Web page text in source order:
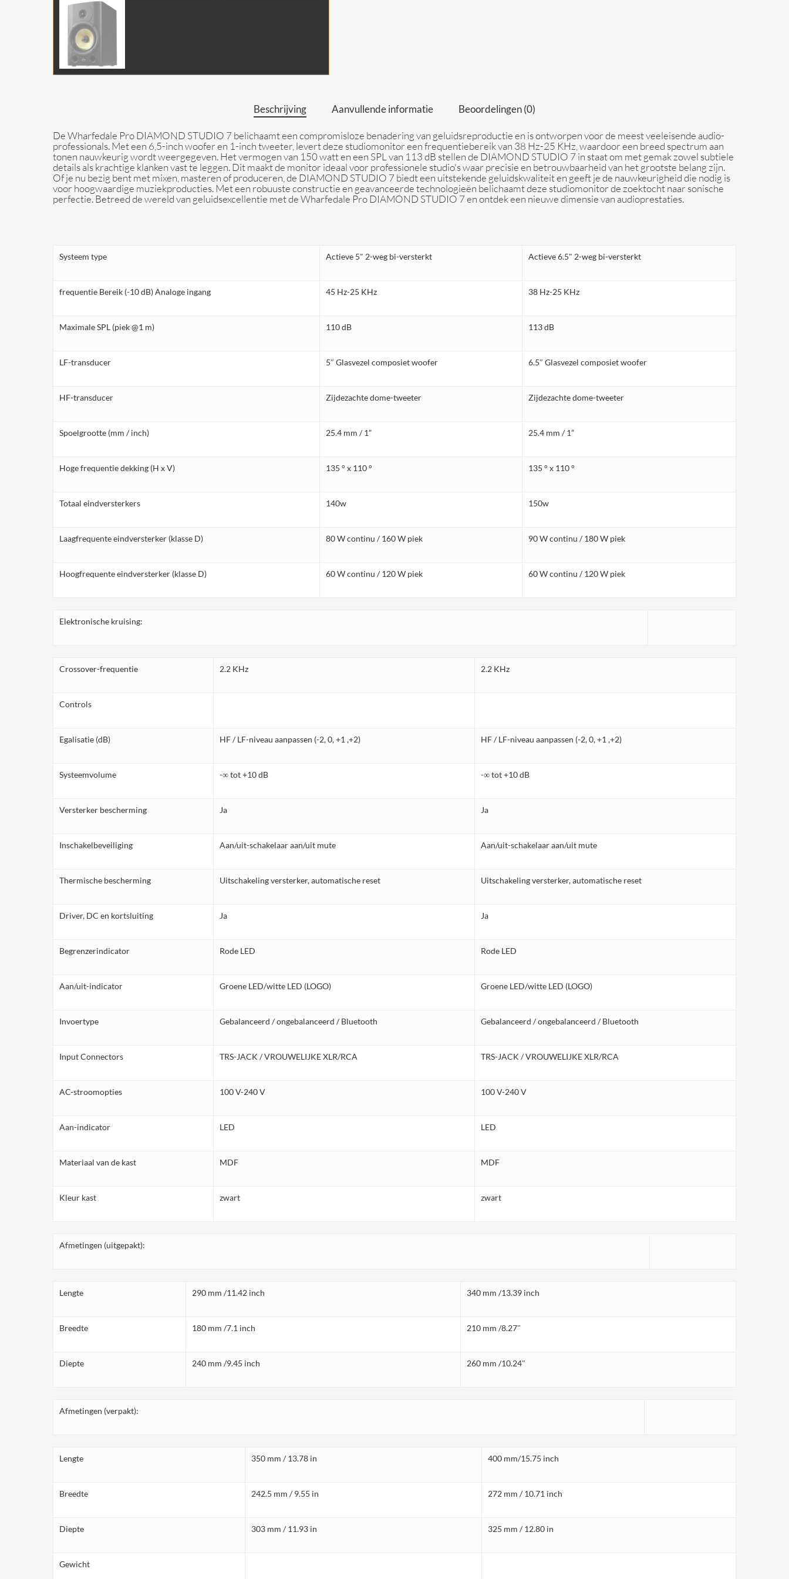
Beschrijving Aanvullende informatie Beoordelingen (0)
De Wharfedale Pro DIAMOND STUDIO 7 belichaamt een compromisloze benadering van geluidsreproductie en is ontworpen voor de meest veeleisende audio-
professionals. Met een 6,5-inch woofer en 1-inch tweeter, levert deze studiomonitor een frequentiebereik van 38 Hz-25 KHz, waardoor een breed spectrum aan
tonen nauwkeurig wordt weergegeven. Het vermogen van 150 watt en een SPL van 113 dB stellen de DIAMOND STUDIO 7 in staat om met gemak zowel subtiele
details als krachtige klanken vast te leggen. Dit maakt de monitor ideaal voor professionele studio's waar precisie en betrouwbaarheid van het grootste belang zijn.
Of je nu bezig bent met mixen, masteren of produceren, de DIAMOND STUDIO 7 biedt een uitstekende geluidskwaliteit en geeft je de nauwkeurigheid die nodig is
voor hoogwaardige muziekproducties. Met een robuuste constructie en geavanceerde technologieën belichaamt deze studiomonitor de zoektocht naar sonische
perfectie. Betreed de wereld van geluidsexcellentie met de Wharfedale Pro DIAMOND STUDIO 7 en ontdek een nieuwe dimensie van audioprestaties.
Systeem type Actieve 5" 2-weg bi-versterkt Actieve 6.5" 2-weg bi-versterkt
frequentie Bereik (-10 dB) Analoge ingang 45 Hz-25 KHz 38 Hz-25 KHz
Maximale SPL (piek @1 m) 110 dB 113 dB
LF-transducer 5″ Glasvezel composiet woofer 6.5″ Glasvezel composiet woofer
HF-transducer Zijdezachte dome-tweeter Zijdezachte dome-tweeter
Spoelgrootte (mm / inch) 25.4 mm / 1” 25.4 mm / 1”
Hoge frequentie dekking (H x V) 135 ° x 110 ° 135 ° x 110 °
Totaal eindversterkers 140w 150w
Laagfrequente eindversterker (klasse D) 80 W continu / 160 W piek 90 W continu / 180 W piek
Hoogfrequente eindversterker (klasse D) 60 W continu / 120 W piek 60 W continu / 120 W piek
Elektronische kruising:
Crossover-frequentie 2.2 KHz 2.2 KHz
Controls
Egalisatie (dB) HF / LF-niveau aanpassen (-2, 0, +1 ,+2) HF / LF-niveau aanpassen (-2, 0, +1 ,+2)
Systeemvolume -∞ tot +10 dB -∞ tot +10 dB
Versterker bescherming Ja Ja
Inschakelbeveiliging Aan/uit-schakelaar aan/uit mute Aan/uit-schakelaar aan/uit mute
Thermische bescherming Uitschakeling versterker, automatische reset Uitschakeling versterker, automatische reset
Driver, DC en kortsluiting Ja Ja
Begrenzerindicator Rode LED Rode LED
Aan/uit-indicator Groene LED/witte LED (LOGO) Groene LED/witte LED (LOGO)
Invoertype Gebalanceerd / ongebalanceerd / Bluetooth Gebalanceerd / ongebalanceerd / Bluetooth
Input Connectors TRS-JACK / VROUWELIJKE XLR/RCA TRS-JACK / VROUWELIJKE XLR/RCA
AC-stroomopties 100 V-240 V 100 V-240 V
Aan-indicator LED LED
Materiaal van de kast MDF MDF
Kleur kast zwart zwart
Afmetingen (uitgepakt):
Lengte 290 mm /11.42 inch 340 mm /13.39 inch
Breedte 180 mm /7.1 inch 210 mm /8.27″
Diepte 240 mm /9.45 inch 260 mm /10.24″
Afmetingen (verpakt):
Lengte 350 mm / 13.78 in 400 mm/15.75 inch
Breedte 242.5 mm / 9.55 in 272 mm / 10.71 inch
Diepte 303 mm / 11.93 in 325 mm / 12.80 in
Gewicht